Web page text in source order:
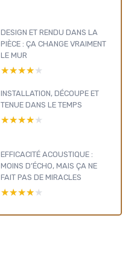
DESIGN ET RENDU DANS LA
PIÈCE : ÇA CHANGE VRAIMENT
LE MUR
★★★★★
★★★★★
INSTALLATION, DÉCOUPE ET
TENUE DANS LE TEMPS
★★★★★
★★★★★
EFFICACITÉ ACOUSTIQUE :
MOINS D’ÉCHO, MAIS ÇA NE
FAIT PAS DE MIRACLES
★★★★★
★★★★★